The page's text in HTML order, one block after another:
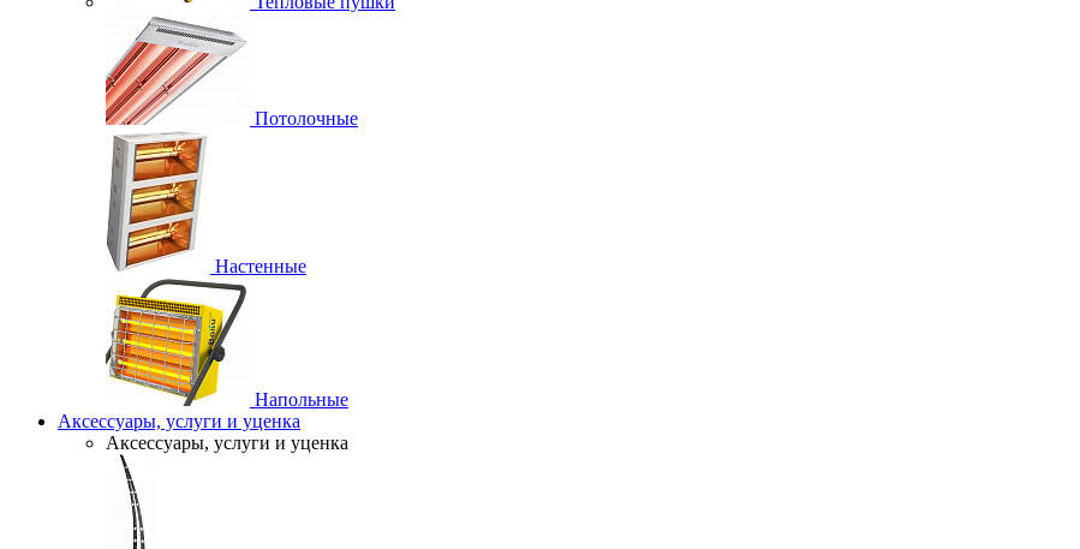
Потолочные
Настенные
Напольные
Аксессуары, услуги и уценка
Аксессуары, услуги и уценка